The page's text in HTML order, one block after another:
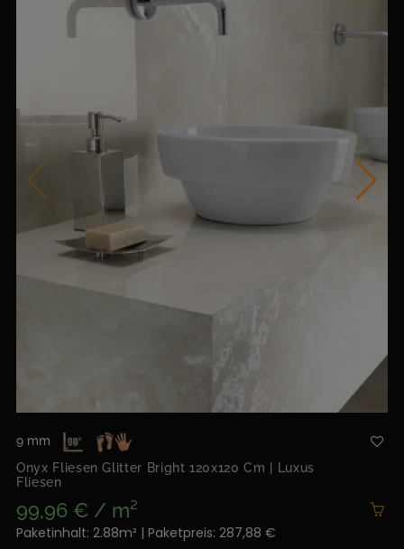
9 mm
Onyx Fliesen Glitter Bright 120x120 Cm | Luxus
Fliesen
99,96 € / m²
Paketinhalt: 2.88m² | Paketpreis: 287,88 €